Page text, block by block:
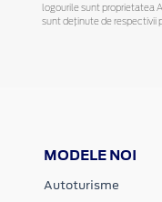
logourile sunt proprietatea
sunt deținute de respectivii
MODELE NOI
Autoturisme